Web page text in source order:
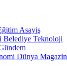
Asayiş
Belediye Teknoloji
Dünya Magazin